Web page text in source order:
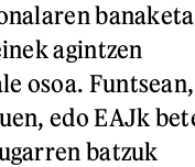
banaketa
agintzen
osoa. Funtsean,
edo EAJk
batzuk